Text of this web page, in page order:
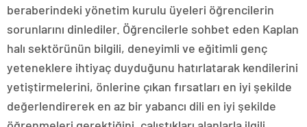
beraberindeki yönetim kurulu üyeleri öğrencilerin
sorunlarını dinlediler. Öğrencilerle sohbet eden Kaplan
halı sektörünün bilgili, deneyimli ve eğitimli genç
yeteneklere ihtiyaç duyduğunu hatırlatarak kendilerini
yetiştirmelerini, önlerine çıkan fırsatları en iyi şekilde
değerlendirerek en az bir yabancı dili en iyi şekilde